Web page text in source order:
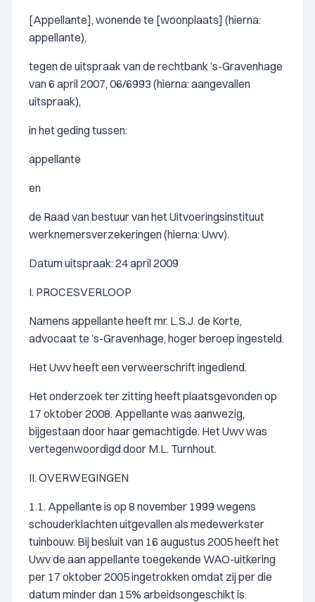
[Appellante], wonende te [woonplaats] (hierna:
appellante),
tegen de uitspraak van de rechtbank ’s-Gravenhage
van 6 april 2007, 06/6993 (hierna: aangevallen
uitspraak),
in het geding tussen:
appellante
en
de Raad van bestuur van het Uitvoeringsinstituut
werknemersverzekeringen (hierna: Uwv).
Datum uitspraak: 24 april 2009
I. PROCESVERLOOP
Namens appellante heeft mr. L.S.J. de Korte,
advocaat te ’s-Gravenhage, hoger beroep ingesteld.
Het Uwv heeft een verweerschrift ingediend.
Het onderzoek ter zitting heeft plaatsgevonden op
17 oktober 2008. Appellante was aanwezig,
bijgestaan door haar gemachtigde. Het Uwv was
vertegenwoordigd door M.L. Turnhout.
II. OVERWEGINGEN
1.1. Appellante is op 8 november 1999 wegens
schouderklachten uitgevallen als medewerkster
tuinbouw. Bij besluit van 16 augustus 2005 heeft het
Uwv de aan appellante toegekende WAO-uitkering
per 17 oktober 2005 ingetrokken omdat zij per die
datum minder dan 15% arbeidsongeschikt is.